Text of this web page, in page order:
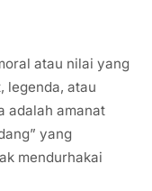
atau nilai yang
legenda, atau
adalah amanat
yang
mendurhakai